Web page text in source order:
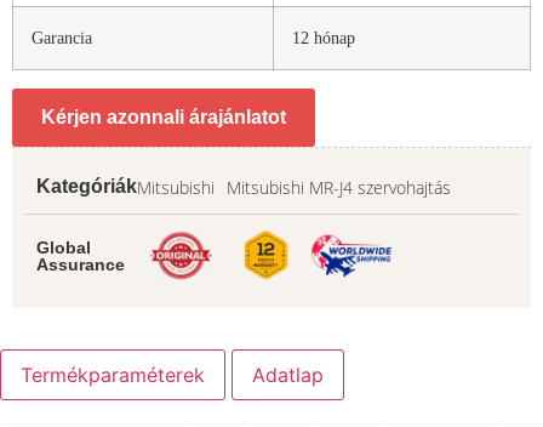
Garancia 12 hónap
Kérjen azonnali árajánlatot
KategóriákMitsubishi Mitsubishi MR-J4 szervohajtás
Global
Assurance
Termékparaméterek Adatlap